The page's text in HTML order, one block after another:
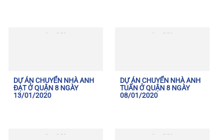
DỰ ÁN CHUYỂN NHÀ ANH
ĐẠT Ở QUẬN 8 NGÀY
13/01/2020
DỰ ÁN CHUYỂN NHÀ ANH
TUẤN Ở QUẬN 8 NGÀY
08/01/2020